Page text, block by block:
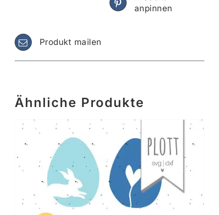
anpinnen
Produkt mailen
Ähnliche Produkte